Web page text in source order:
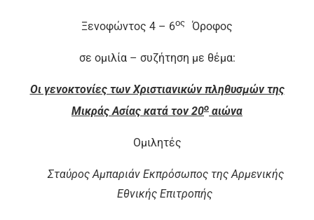
Ξενοφώντος 4 – 6ος Όροφος
σε ομιλία – συζήτηση με θέμα:
Οι γενοκτονίες των Χριστιανικών πληθυσμών της
Μικράς Ασίας κατά τον 20ο αιώνα
Ομιλητές
Σταύρος Αμπαριάν Εκπρόσωπος της Αρμενικής
Εθνικής Επιτροπής